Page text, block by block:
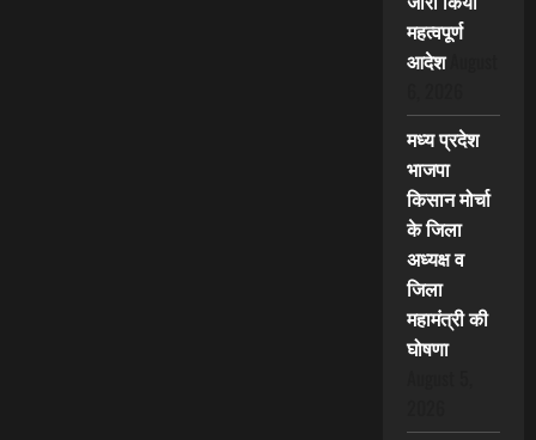
महत्वपूर्ण
आदेश
मध्य प्रदेश
भाजपा
किसान मोर्चा
के जिला
अध्यक्ष व
जिला
महामंत्री की
घोषणा